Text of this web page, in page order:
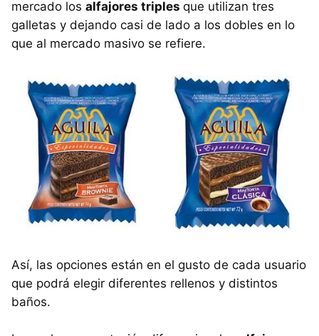
mercado los alfajores triples que utilizan tres
galletas y dejando casi de lado a los dobles en lo
que al mercado masivo se refiere.
Así, las opciones están en el gusto de cada usuario
que podrá elegir diferentes rellenos y distintos
baños.